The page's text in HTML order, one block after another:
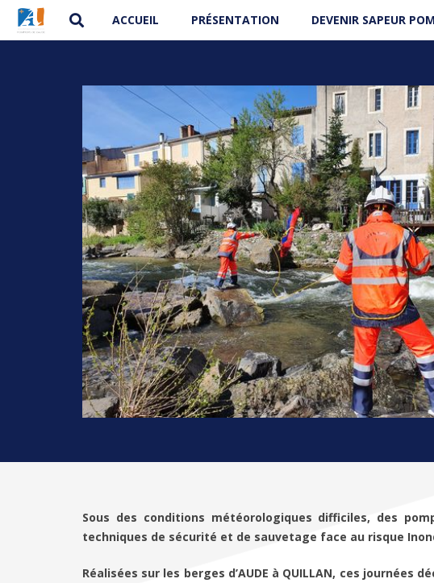
ACCUEIL PRÉSENTATION DEVENIR SAPEUR
Sous des conditions météorologiques difficiles, des
techniques de sécurité et de sauvetage face au risque
Réalisées sur les berges d’AUDE à QUILLAN, ces